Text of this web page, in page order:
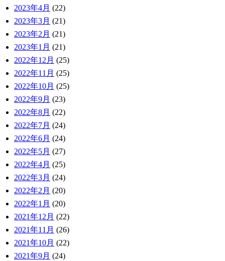
2023年4月 (22)
2023年3月 (21)
2023年2月 (21)
2023年1月 (21)
2022年12月 (25)
2022年11月 (25)
2022年10月 (25)
2022年9月 (23)
2022年8月 (22)
2022年7月 (24)
2022年6月 (24)
2022年5月 (27)
2022年4月 (25)
2022年3月 (24)
2022年2月 (20)
2022年1月 (20)
2021年12月 (22)
2021年11月 (26)
2021年10月 (22)
2021年9月 (24)